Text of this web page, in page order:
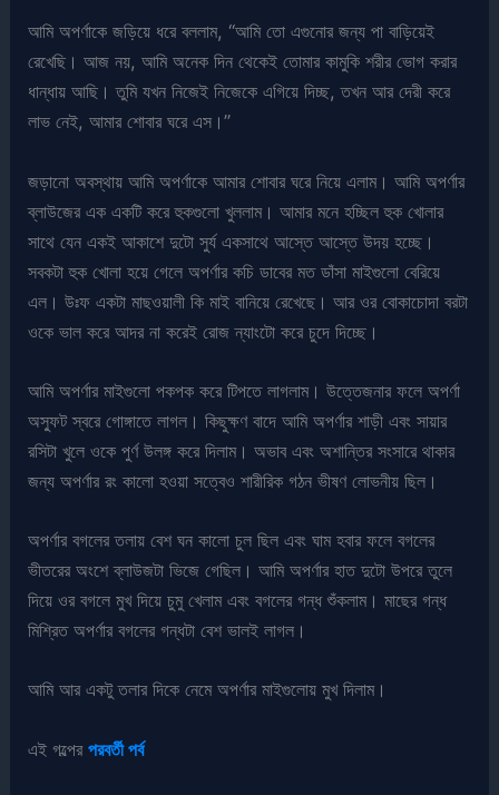
আমি অপর্ণাকে জড়িয়ে ধরে বললাম, “আমি তো এগুনোর জন্য পা বাড়িয়েই
রেখেছি। আজ নয়, আমি অনেক দিন থেকেই তোমার কামুকি শরীর ভোগ করার
ধান্ধায় আছি। তুমি যখন নিজেই নিজেকে এগিয়ে দিচ্ছ, তখন আর দেরী করে
লাভ নেই, আমার শোবার ঘরে এস।”
জড়ানো অবস্থায় আমি অপর্ণাকে আমার শোবার ঘরে নিয়ে এলাম। আমি অপর্ণার
ব্লাউজের এক একটি করে হুকগুলো খুললাম। আমার মনে হচ্ছিল হুক খোলার
সাথে যেন একই আকাশে দুটো সুর্য একসাথে আস্তে আস্তে উদয় হচ্ছে।
সবকটা হুক খোলা হয়ে গেলে অপর্ণার কচি ডাবের মত ডাঁসা মাইগুলো বেরিয়ে
এল। উঃফ একটা মাছওয়ালী কি মাই বানিয়ে রেখেছে। আর ওর বোকাচোদা বরটা
ওকে ভাল করে আদর না করেই রোজ ন্যাংটো করে চুদে দিচ্ছে।
আমি অপর্ণার মাইগুলো পকপক করে টিপতে লাগলাম। উত্তেজনার ফলে অপর্ণা
অস্ফুট স্বরে গোঙ্গাতে লাগল। কিছুক্ষণ বাদে আমি অপর্ণার শাড়ী এবং সায়ার
রসিটা খুলে ওকে পুর্ণ উলঙ্গ করে দিলাম। অভাব এবং অশান্তির সংসারে থাকার
জন্য অপর্ণার রং কালো হওয়া সত্বেও শারীরিক গঠন ভীষণ লোভনীয় ছিল।
অপর্ণার বগলের তলায় বেশ ঘন কালো চুল ছিল এবং ঘাম হবার ফলে বগলের
ভীতরের অংশে ব্লাউজটা ভিজে গেছিল। আমি অপর্ণার হাত দুটো উপরে তুলে
দিয়ে ওর বগলে মুখ দিয়ে চুমু খেলাম এবং বগলের গন্ধ শুঁকলাম। মাছের গন্ধ
মিশ্রিত অপর্ণার বগলের গন্ধটা বেশ ভালই লাগল।
আমি আর একটু তলার দিকে নেমে অপর্ণার মাইগুলোয় মুখ দিলাম।
এই গল্পেরপরবর্তী পর্ব